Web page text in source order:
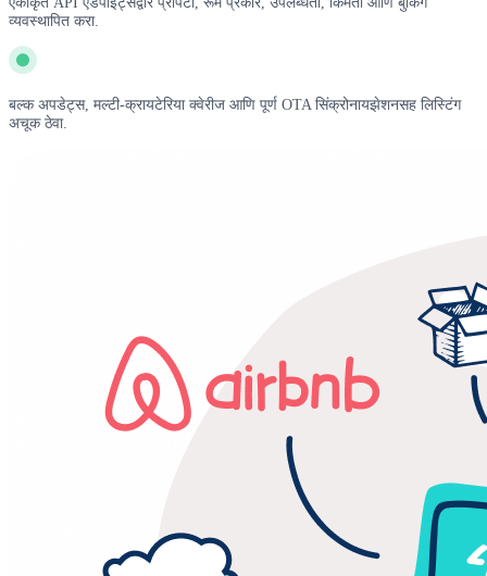
व्यवस्थापित करा.
बल्क अपडेट्स, मल्टी-क्रायटेरिया क्वेरीज आणि पूर्ण OTA सिंक्रोनायझेशनसह लिस्टिंग
अचूक ठेवा.